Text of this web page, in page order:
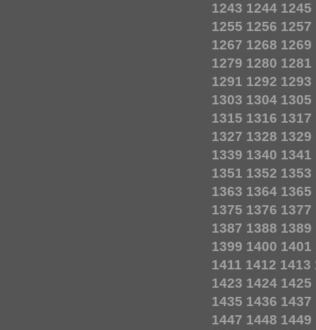
1243 1244 1245
1255 1256 1257
1267 1268 1269
1279 1280 1281
1291 1292 1293
1303 1304 1305
1315 1316 1317
1327 1328 1329
1339 1340 1341
1351 1352 1353
1363 1364 1365
1375 1376 1377
1387 1388 1389
1399 1400 1401
1411 1412 1413
1423 1424 1425
1435 1436 1437
1447 1448 1449